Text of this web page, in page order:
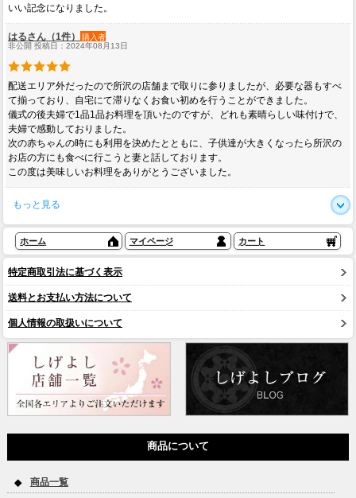
いい記念になりました。
はるさん（1件）
購入者
非公開 投稿日：2024年08月13日
配送エリア外だったので所沢の店舗まで取りに参りましたが、必要な器もすべ
て揃っており、自宅にて滞りなくお食い初めを行うことができました。
儀式の後夫婦で1品1品お料理を頂いたのですが、どれも素晴らしい味付けで、
夫婦で感動しておりました。
次の赤ちゃんの時にも利用を決めたとともに、子供達が大きくなったら所沢の
お店の方にも食べに行こうと妻と話しております。
この度は美味しいお料理をありがとうございました。
もっと見る
ホーム マイページ カート
特定商取引法に基づく表示
送料とお支払い方法について
個人情報の取扱いについて
商品について
商品一覧